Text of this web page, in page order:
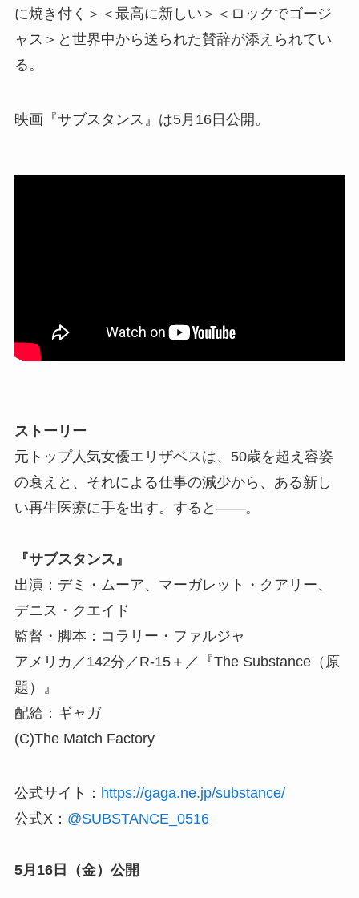
に焼き付く＞＜最高に新しい＞＜ロックでゴージ
ャス＞と世界中から送られた賛辞が添えられてい
る。
映画『サブスタンス』は5月16日公開。
ストーリー
元トップ人気女優エリザベスは、50歳を超え容姿
の衰えと、それによる仕事の減少から、ある新し
い再生医療に手を出す。すると――。
『サブスタンス』
出演：デミ・ムーア、マーガレット・クアリー、
デニス・クエイド
監督・脚本：コラリー・ファルジャ
アメリカ／142分／R-15＋／『The Substance（原
題）』
配給：ギャガ
(C)The Match Factory
公式サイト： https://gaga.ne.jp/substance/
公式X： @SUBSTANCE_0516
5月16日（金）公開